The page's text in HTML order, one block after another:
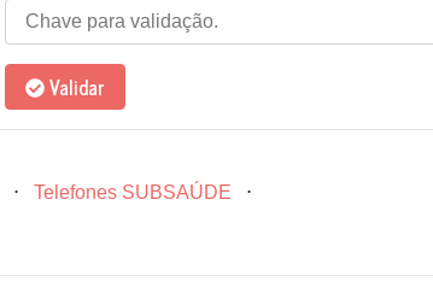
Validar
⋅ Telefones SUBSAÚDE
⋅